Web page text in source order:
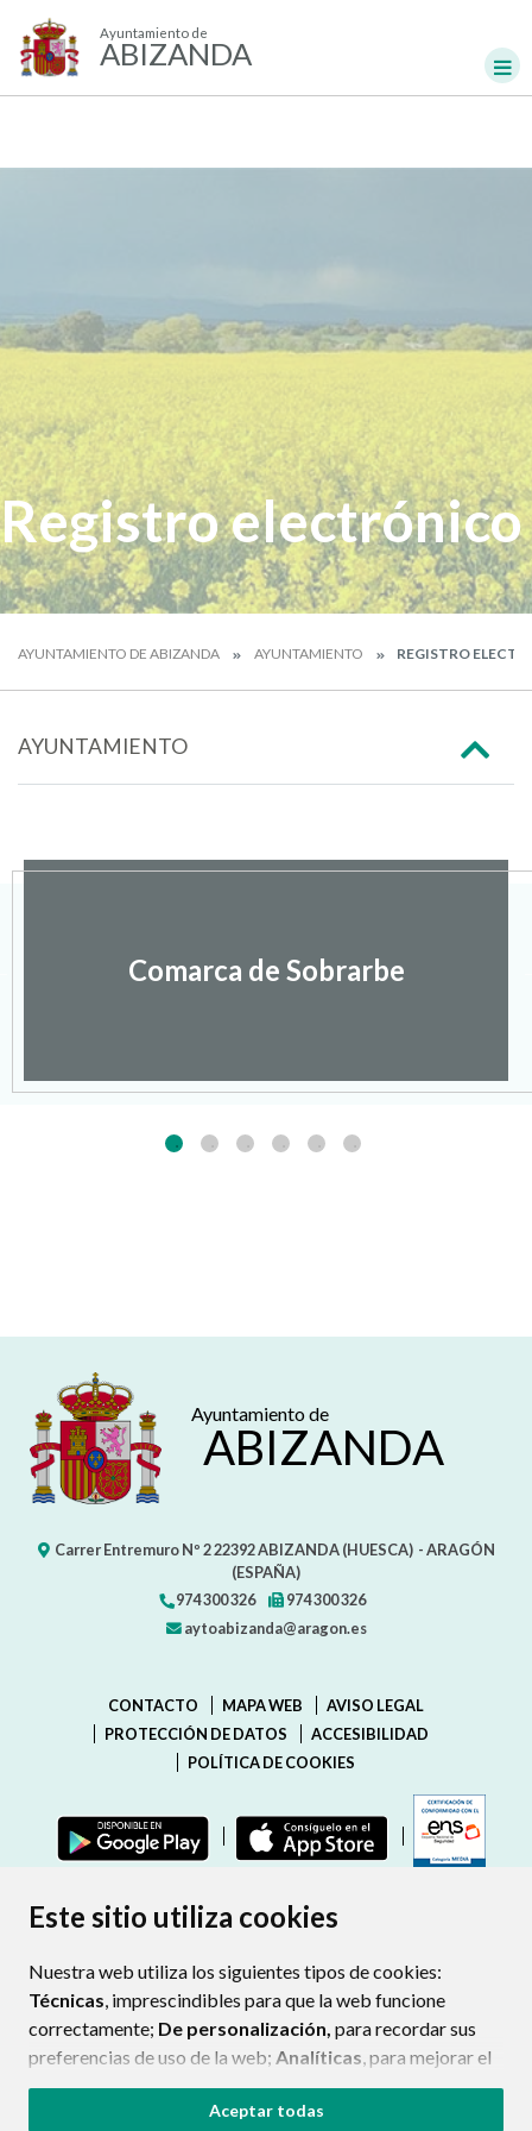
Este sitio utiliza cookies
Nuestra web utiliza los siguientes tipos de cookies:
Técnicas, imprescindibles para que la web funcione
correctamente; De personalización, para recordar sus
preferencias de uso de la web; Analíticas, para mejorar el
funcionamiento de la web y sus servicios.
Aceptar todas
Ayuntamiento de
ABIZANDA
Registro electrónico
AYUNTAMIENTO DE ABIZANDA AYUNTAMIENTO REGISTRO
AYUNTAMIENTO
Comarca de Sobrarbe
Ayuntamiento de
ABIZANDA
Carrer Entremuro Nº 222392ABIZANDA (HUESCA) - ARAGÓN
(ESPAÑA)
974 300 326
974 300 326
aytoabizanda@aragon.es
CONTACTO MAPA WEB
AVISO LEGAL
PROTECCIÓN DE DATOS
ACCESIBILIDAD
POLÍTICA DE COOKIES